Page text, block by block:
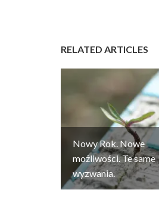
RELATED ARTICLES
Nowy Rok. Nowe
możliwości. Te same
wyzwania.